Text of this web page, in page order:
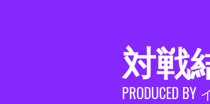
対戦
PRODUCED